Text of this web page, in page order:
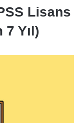
Lisans
7 Yıl)